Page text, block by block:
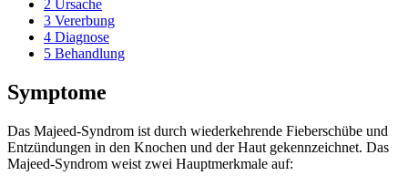
2 Ursache
3 Vererbung
4 Diagnose
5 Behandlung
Symptome
Das Majeed-Syndrom ist durch wiederkehrende Fieberschübe und
Entzündungen in den Knochen und der Haut gekennzeichnet. Das
Majeed-Syndrom weist zwei Hauptmerkmale auf: